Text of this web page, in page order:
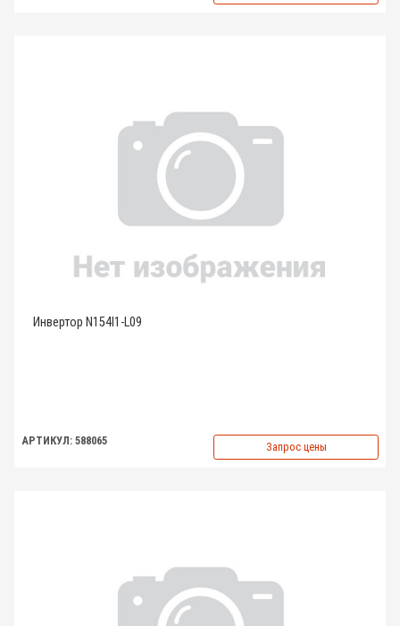
Инвертор N154I1-L09
АРТИКУЛ: 588065 Запрос цены